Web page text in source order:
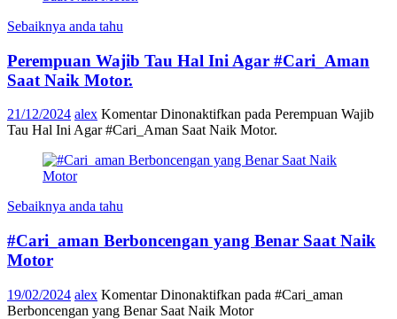
Sebaiknya anda tahu
Perempuan Wajib Tau Hal Ini Agar #Cari_Aman
Saat Naik Motor.
21/12/2024 alex Komentar Dinonaktifkan pada Perempuan Wajib
Tau Hal Ini Agar #Cari_Aman Saat Naik Motor.
Sebaiknya anda tahu
#Cari_aman Berboncengan yang Benar Saat Naik
Motor
19/02/2024 alex Komentar Dinonaktifkan pada #Cari_aman
Berboncengan yang Benar Saat Naik Motor